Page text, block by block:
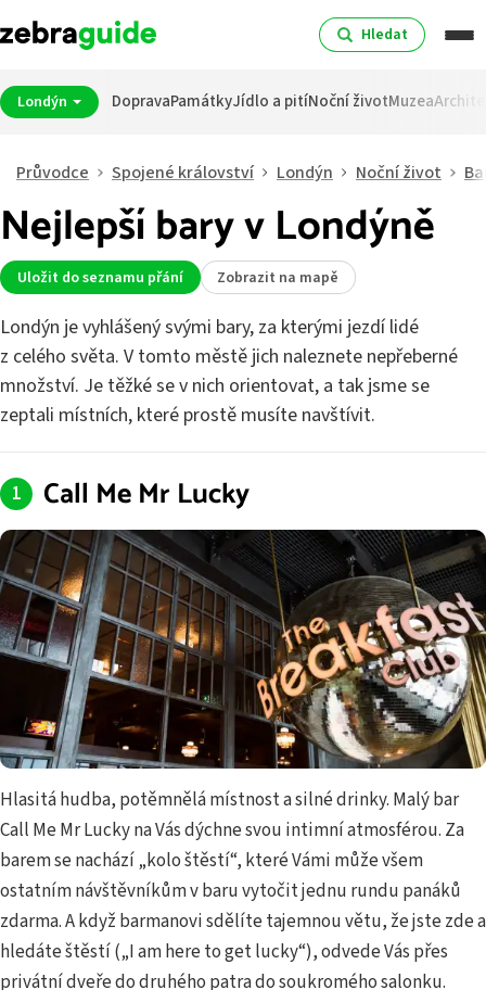
Hledat
Londýn DopravaPamátkyJídlo a pitíNoční životMuzea
Průvodce Spojené království Londýn Noční život
Nejlepší bary v Londýně
Uložit do seznamu přání Zobrazit na mapě
Londýn je vyhlášený svými bary, za kterými jezdí lidé
z celého světa. V tomto městě jich naleznete nepřeberné
množství. Je těžké se v nich orientovat, a tak jsme se
zeptali místních, které prostě musíte navštívit.
Call Me Mr Lucky
Hlasitá hudba, potěmnělá místnost a silné drinky. Malý bar
Call Me Mr Lucky na Vás dýchne svou intimní atmosférou. Za
barem se nachází „kolo štěstí“, které Vámi může všem
ostatním návštěvníkům v baru vytočit jednu rundu panáků
zdarma. A když barmanovi sdělíte tajemnou větu, že jste zde a
hledáte štěstí („I am here to get lucky“), odvede Vás přes
privátní dveře do druhého patra do soukromého salonku.